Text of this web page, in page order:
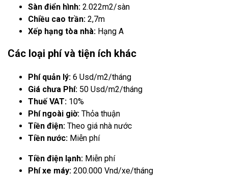
Sàn điển hình: 2.022m2/sàn
Chiều cao trần: 2,7m
Xếp hạng tòa nhà: Hạng A
Các loại phí và tiện ích khác
Phí quản lý: 6 Usd/m2/tháng
Giá chưa Phí: 50 Usd/m2/tháng
Thuế VAT: 10%
Phí ngoài giờ: Thỏa thuận
Tiền điện: Theo giá nhà nước
Tiền nước: Miễn phí
Tiền điện lạnh: Miễn phí
Phí xe máy: 200.000 Vnd/xe/tháng